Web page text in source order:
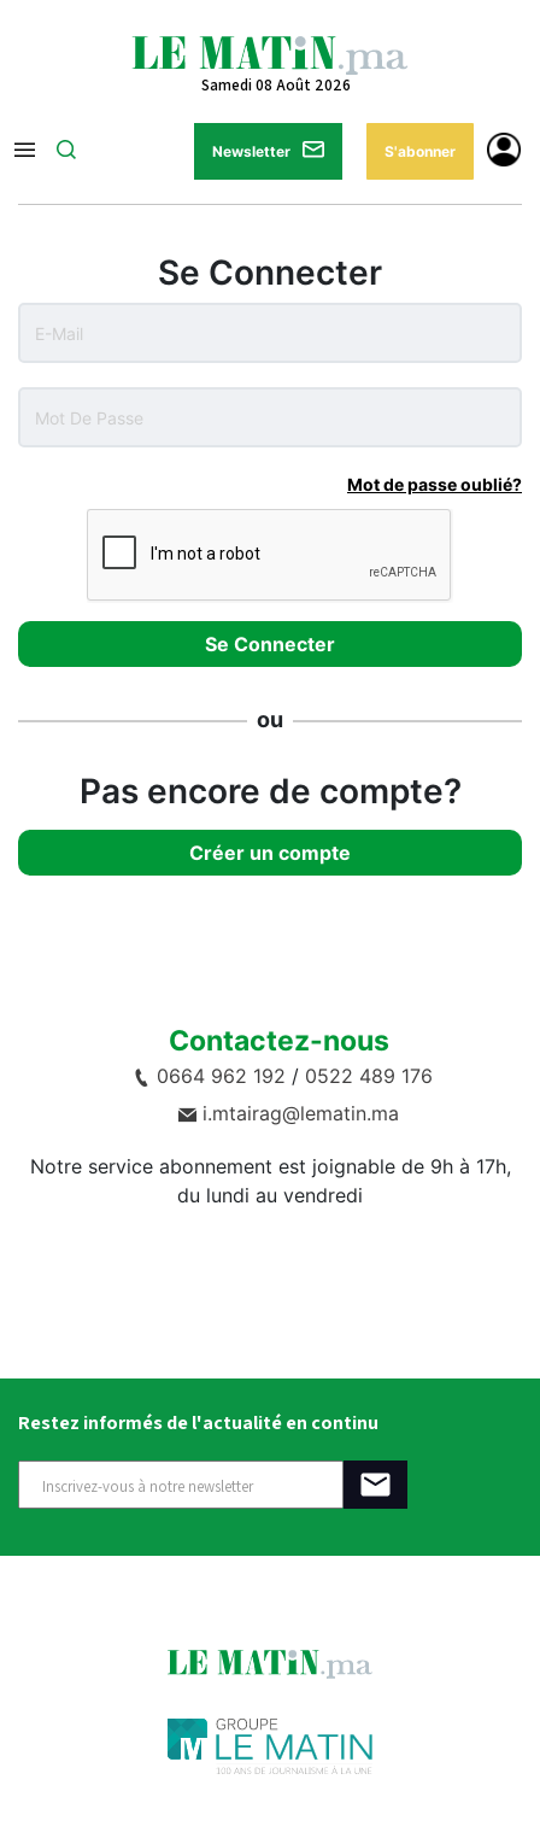
Samedi 08 Août 2026
Newsletter S'abonner
Se Connecter
Mot de passe oublié?
ou
Pas encore de compte?
Créer un compte
Contactez-nous
0664 962 192 / 0522 489 176
i.mtairag@lematin.ma
Notre service abonnement est joignable de 9h à 17h,
du lundi au vendredi
Restez informés de l'actualité en continu